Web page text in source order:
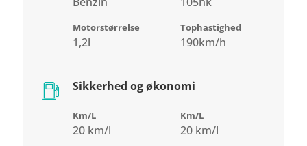
Motorstørrelse
1,2l
Tophastighed
190km/h
Sikkerhed og økonomi
Km/L
20 km/l
Km/L
20 km/l